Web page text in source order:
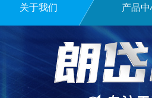
关于我们 产品中